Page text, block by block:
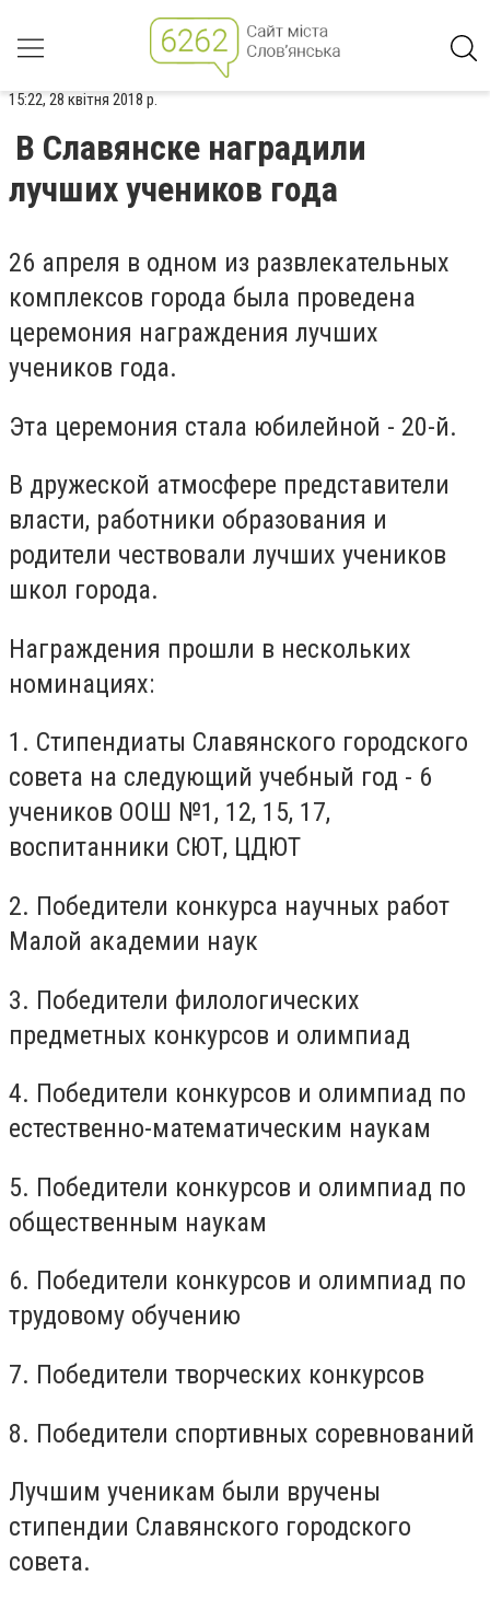
15:22, 28 квітня 2018 р.
В Славянске наградили
лучших учеников года
26 апреля в одном из развлекательных
комплексов города была проведена
церемония награждения лучших
учеников года.
Эта церемония стала юбилейной - 20-й.
В дружеской атмосфере представители
власти, работники образования и
родители чествовали лучших учеников
школ города.
Награждения прошли в нескольких
номинациях:
1. Стипендиаты Славянского городского
совета на следующий учебный год - 6
учеников ООШ №1, 12, 15, 17,
воспитанники СЮТ, ЦДЮТ
2. Победители конкурса научных работ
Малой академии наук
3. Победители филологических
предметных конкурсов и олимпиад
4. Победители конкурсов и олимпиад по
естественно-математическим наукам
5. Победители конкурсов и олимпиад по
общественным наукам
6. Победители конкурсов и олимпиад по
трудовому обучению
7. Победители творческих конкурсов
8. Победители спортивных соревнований
Лучшим ученикам были вручены
стипендии Славянского городского
совета.